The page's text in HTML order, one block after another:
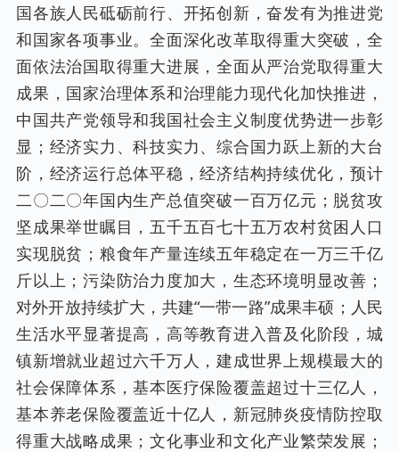
国各族人民砥砺前行、开拓创新，奋发有为推进党
和国家各项事业。全面深化改革取得重大突破，全
面依法治国取得重大进展，全面从严治党取得重大
成果，国家治理体系和治理能力现代化加快推进，
中国共产党领导和我国社会主义制度优势进一步彰
显；经济实力、科技实力、综合国力跃上新的大台
阶，经济运行总体平稳，经济结构持续优化，预计
二〇二〇年国内生产总值突破一百万亿元；脱贫攻
坚成果举世瞩目，五千五百七十五万农村贫困人口
实现脱贫；粮食年产量连续五年稳定在一万三千亿
斤以上；污染防治力度加大，生态环境明显改善；
对外开放持续扩大，共建“一带一路”成果丰硕；人民
生活水平显著提高，高等教育进入普及化阶段，城
镇新增就业超过六千万人，建成世界上规模最大的
社会保障体系，基本医疗保险覆盖超过十三亿人，
基本养老保险覆盖近十亿人，新冠肺炎疫情防控取
得重大战略成果；文化事业和文化产业繁荣发展；